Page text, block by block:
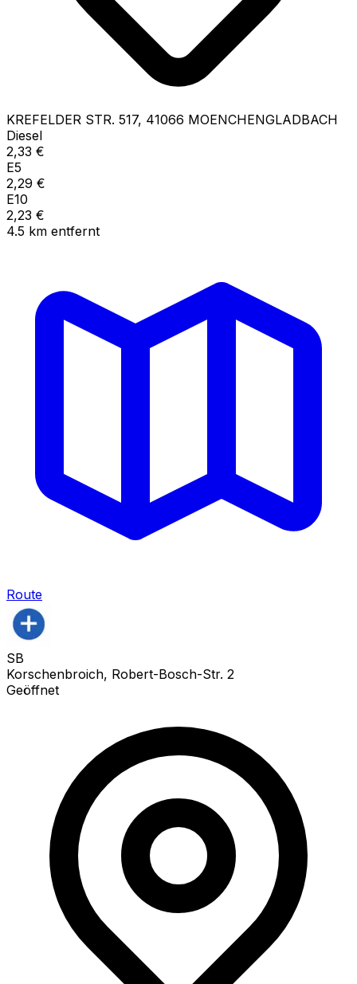
KREFELDER STR. 517, 41066 MOENCHENGLADBACH
Diesel
2,33 €
E5
2,29 €
E10
2,23 €
4.5 km entfernt
Route
SB
Korschenbroich, Robert-Bosch-Str. 2
Geöffnet